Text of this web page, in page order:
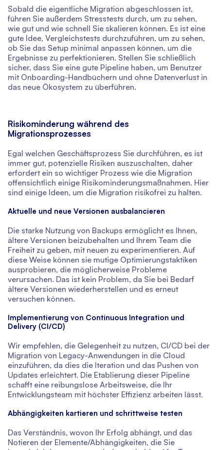
Sobald die eigentliche Migration abgeschlossen ist,
führen Sie außerdem Stresstests durch, um zu sehen,
wie gut und wie schnell Sie skalieren können. Es ist eine
gute Idee, Vergleichstests durchzuführen, um zu sehen,
ob Sie das Setup minimal anpassen können, um die
Ergebnisse zu perfektionieren. Stellen Sie schließlich
sicher, dass Sie eine gute Pipeline haben, um Benutzer
mit Onboarding-Handbüchern und ohne Datenverlust in
das neue Ökosystem zu überführen.
Risikominderung während des
Migrationsprozesses
Egal welchen Geschäftsprozess Sie durchführen, es ist
immer gut, potenzielle Risiken auszuschalten, daher
erfordert ein so wichtiger Prozess wie die Migration
offensichtlich einige Risikominderungsmaßnahmen. Hier
sind einige Ideen, um die Migration risikofrei zu halten.
Aktuelle und neue Versionen ausbalancieren
Die starke Nutzung von Backups ermöglicht es Ihnen,
ältere Versionen beizubehalten und Ihrem Team die
Freiheit zu geben, mit neuen zu experimentieren. Auf
diese Weise können sie mutige Optimierungstaktiken
ausprobieren, die möglicherweise Probleme
verursachen. Das ist kein Problem, da Sie bei Bedarf
ältere Versionen wiederherstellen und es erneut
versuchen können.
Implementierung von Continuous Integration und
Delivery (CI/CD)
Wir empfehlen, die Gelegenheit zu nutzen, CI/CD bei der
Migration von Legacy-Anwendungen in die Cloud
einzuführen, da dies die Iteration und das Pushen von
Updates erleichtert. Die Etablierung dieser Pipeline
schafft eine reibungslose Arbeitsweise, die Ihr
Entwicklungsteam mit höchster Effizienz arbeiten lässt.
Abhängigkeiten kartieren und schrittweise testen
Das Verständnis, wovon Ihr Erfolg abhängt, und das
Notieren der Elemente/Abhängigkeiten, die Sie